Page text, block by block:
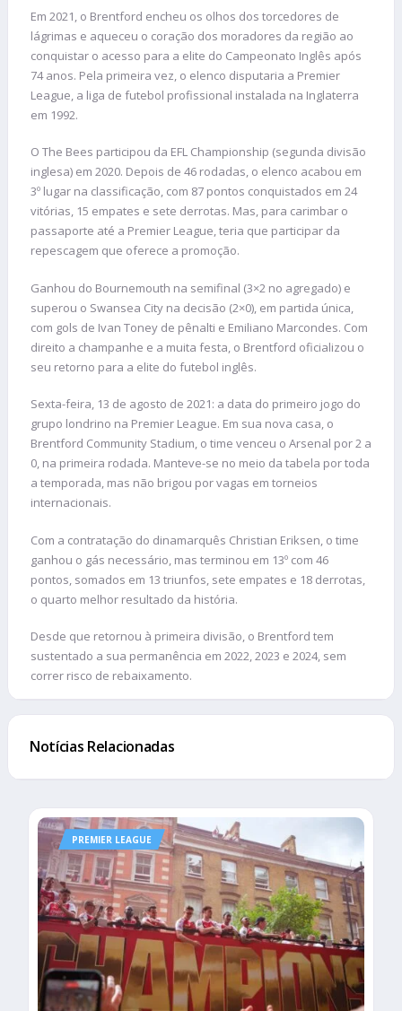
Em 2021, o Brentford encheu os olhos dos torcedores de
lágrimas e aqueceu o coração dos moradores da região ao
conquistar o acesso para a elite do Campeonato Inglês após
74 anos. Pela primeira vez, o elenco disputaria a Premier
League, a liga de futebol profissional instalada na Inglaterra
em 1992.
O The Bees participou da EFL Championship (segunda divisão
inglesa) em 2020. Depois de 46 rodadas, o elenco acabou em
3º lugar na classificação, com 87 pontos conquistados em 24
vitórias, 15 empates e sete derrotas. Mas, para carimbar o
passaporte até a Premier League, teria que participar da
repescagem que oferece a promoção.
Ganhou do Bournemouth na semifinal (3×2 no agregado) e
superou o Swansea City na decisão (2×0), em partida única,
com gols de Ivan Toney de pênalti e Emiliano Marcondes. Com
direito a champanhe e a muita festa, o Brentford oficializou o
seu retorno para a elite do futebol inglês.
Sexta-feira, 13 de agosto de 2021: a data do primeiro jogo do
grupo londrino na Premier League. Em sua nova casa, o
Brentford Community Stadium, o time venceu o Arsenal por 2 a
0, na primeira rodada. Manteve-se no meio da tabela por toda
a temporada, mas não brigou por vagas em torneios
internacionais.
Com a contratação do dinamarquês Christian Eriksen, o time
ganhou o gás necessário, mas terminou em 13º com 46
pontos, somados em 13 triunfos, sete empates e 18 derrotas,
o quarto melhor resultado da história.
Desde que retornou à primeira divisão, o Brentford tem
sustentado a sua permanência em 2022, 2023 e 2024, sem
correr risco de rebaixamento.
Notícias Relacionadas
PREMIER LEAGUE